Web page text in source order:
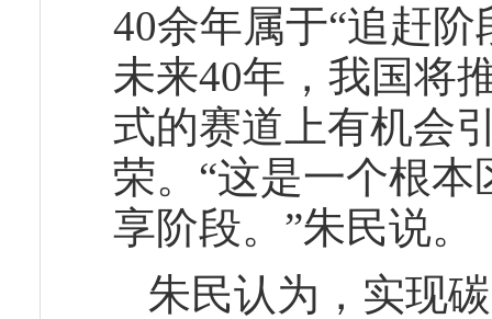
40余年属于“追赶
未来40年，我国将
式的赛道上有机会
荣。“这是一个根
享阶段。”朱民说。
朱民认为，实现